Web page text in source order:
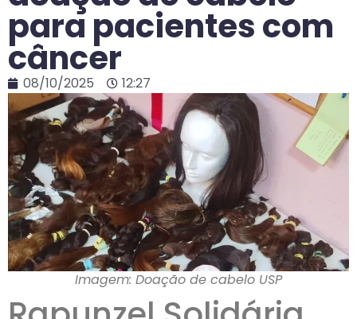
para pacientes com
câncer
08/10/2025 12:27
Imagem: Doação de cabelo USP